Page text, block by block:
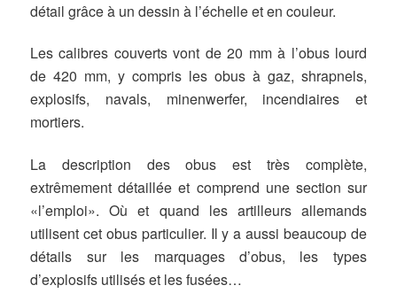
détail grâce à un dessin à l’échelle et en couleur.
Les calibres couverts vont de 20 mm à l’obus lourd
de 420 mm, y compris les obus à gaz, shrapnels,
explosifs, navals, minenwerfer, incendiaires et
mortiers.
La description des obus est très complète,
extrêmement détaillée et comprend une section sur
«l’emploi». Où et quand les artilleurs allemands
utilisent cet obus particulier. Il y a aussi beaucoup de
détails sur les marquages d’obus, les types
d’explosifs utilisés et les fusées…